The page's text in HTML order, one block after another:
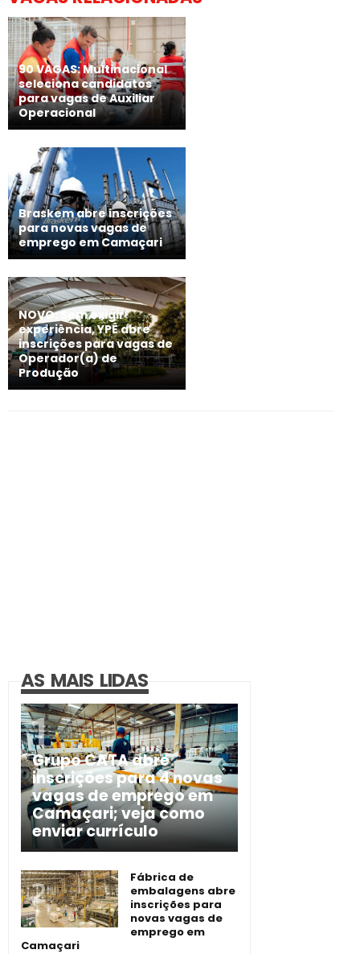
90 VAGAS: Multinacional
seleciona candidatos
para vagas de Auxiliar
Operacional
Braskem abre inscrições
para novas vagas de
emprego em Camaçari
NOVO: Sem exigir
experiência, YPÊ abre
inscrições para vagas de
Operador(a) de
Produção
AS MAIS LIDAS
Grupo CATA abre
inscrições para 4 novas
vagas de emprego em
Camaçari; veja como
enviar currículo
Fábrica de
embalagens abre
inscrições para
novas vagas de
emprego em
Camaçari